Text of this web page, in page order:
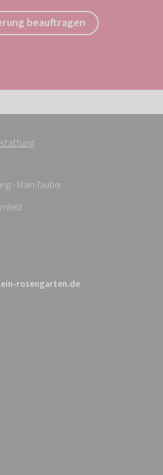
beauftragen
- Main-Tauber
rosengarten.de